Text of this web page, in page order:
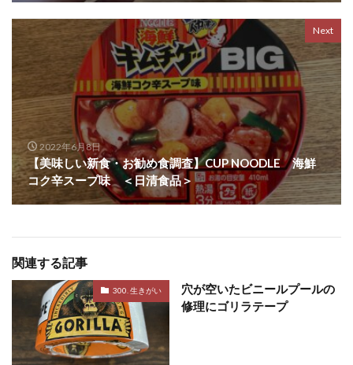
Next
2022年6月8日
【美味しい新食・お勧め食調査】CUP NOODLE 海鮮
コク辛スープ味 ＜日清食品＞
関連する記事
300. 生きがい
穴が空いたビニールプールの
修理にゴリラテープ